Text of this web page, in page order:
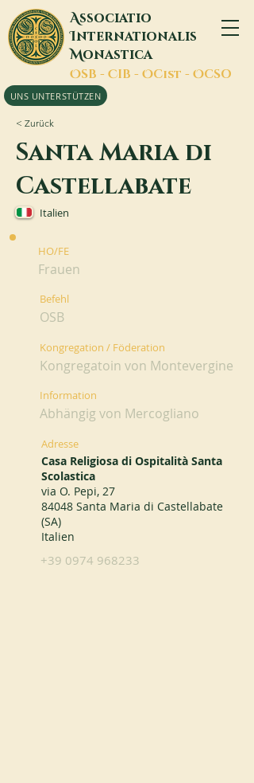
Associatio
Internationalis
Monastica
OSB - CIB - OCist - OCSO
UNS UNTERSTÜTZEN
< Zurück
Santa Maria di
Castellabate
Italien
HO/FE
Frauen
Befehl
OSB
Kongregation / Föderation
Kongregatoin von Montevergine
Information
Abhängig von Mercogliano
Adresse
Casa Religiosa di Ospitalità Santa
Scolastica
via O. Pepi, 27
84048 Santa Maria di Castellabate
(SA)
Italien
+39 0974 968233